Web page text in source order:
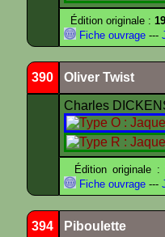
Édition originale :
Fiche ouvrage ---
390 Oliver Twist
Charles
Édition originale :
Fiche ouvrage ---
394 Piboulette